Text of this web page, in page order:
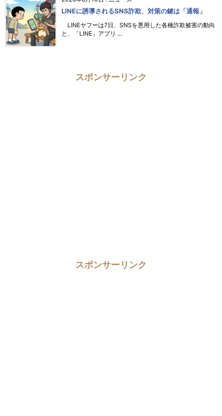
LINEに誘導されるSNS詐欺、対策の鍵は「通報」
LINEヤフーは7日、SNSを悪用した各種詐欺被害の動向
と、「LINE」アプリ ...
スポンサーリンク
スポンサーリンク